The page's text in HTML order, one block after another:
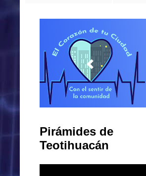
Pirámides de
Teotihuacán